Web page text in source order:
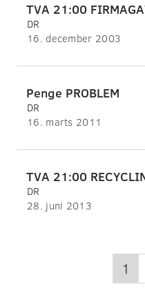
TVA 21:00
DR
16. december 2003
Penge PROBLEM
DR
16. marts 2011
TVA 21:00
DR
28. juni 2013
1